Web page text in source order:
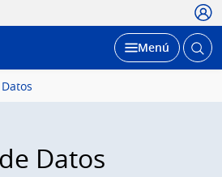
Desplegar
Menú Abrir
Datos